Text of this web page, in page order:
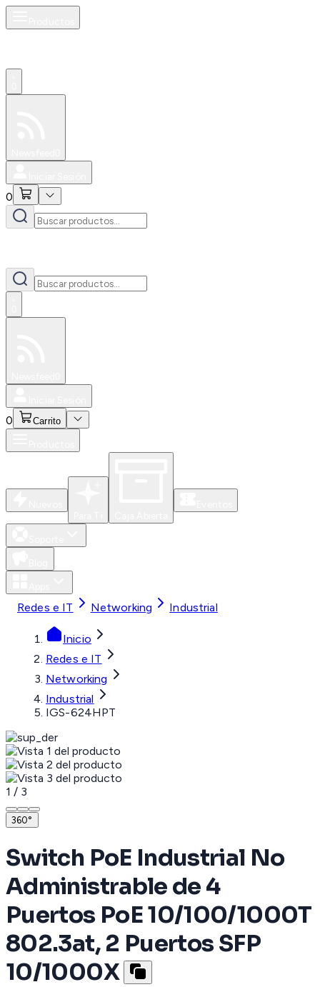
0
0 Carrito
Redes e IT Networking Industrial
Inicio
Redes e IT
Networking
Industrial
IGS-624HPT
1 / 3
360°
Switch PoE Industrial No
Administrable de 4
Puertos PoE 10/100/1000T
802.3at, 2 Puertos SFP
10/1000X